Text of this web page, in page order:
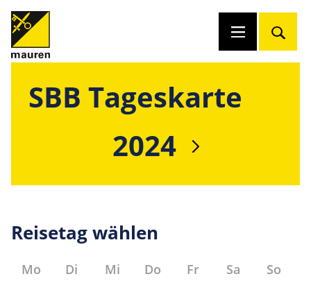
SBB Tageskarte
2024
Reisetag wählen
Mo Di Mi Do Fr Sa So